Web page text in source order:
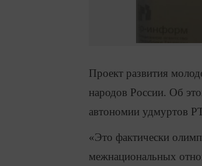
Проект развития
народов России. Об
автономии удмуртов
«Это фактически
межнациональных